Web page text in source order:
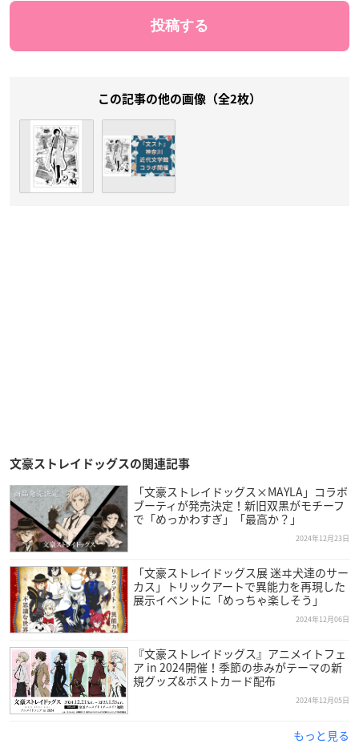
この記事の他の画像（全2枚）
文豪ストレイドッグスの関連記事
「文豪ストレイドッグス×MAYLA」コラボ
ブーティが発売決定！新旧双黒がモチーフ
で「めっかわすぎ」「最高か？」
2024年12月23日
「文豪ストレイドッグス展 迷ヰ犬達のサー
カス」トリックアートで異能力を再現した
展示イベントに「めっちゃ楽しそう」
2024年12月06日
『文豪ストレイドッグス』アニメイトフェ
ア in 2024開催！季節の歩みがテーマの新
規グッズ&ポストカード配布
2024年12月05日
もっと見る